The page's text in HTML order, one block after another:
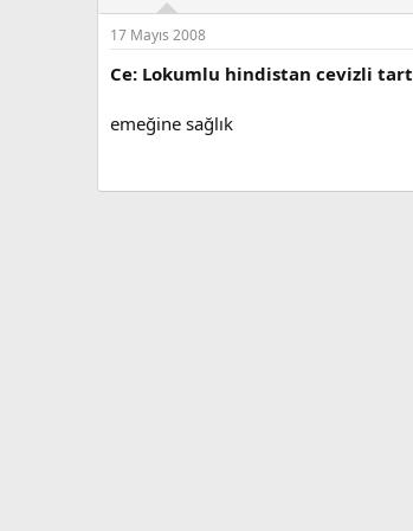
17 Mayıs 2008
Ce: Lokumlu hindistan cevizli tart
emeğine sağlık